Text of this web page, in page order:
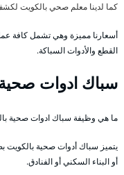
كما لدينا معلم صحي بالكويت
أسعارنا مميزة وهي تشمل كافة
القطع والأدوات السباكة.
سباك ادوات
ما هي وظيفة سباك ادوات صحية
يتميز سباك أدوات صحية بالكويت
أو البناء السكني أو الفنادق.